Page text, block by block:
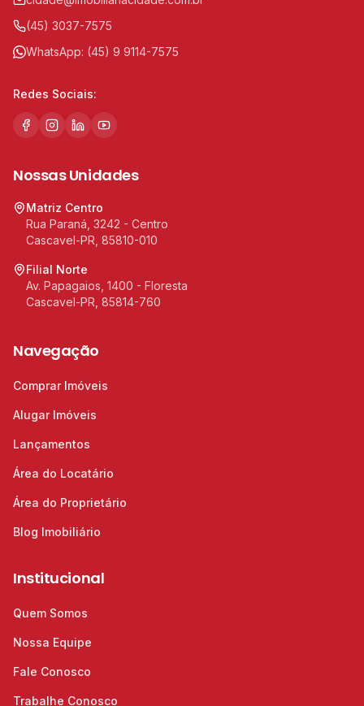
(45) 3037-7575
WhatsApp: (45) 9 9114-7575
Redes Sociais:
Nossas Unidades
Matriz Centro
Rua Paraná, 3242 - Centro
Cascavel-PR, 85810-010
Filial Norte
Av. Papagaios, 1400 - Floresta
Cascavel-PR, 85814-760
Navegação
Comprar Imóveis
Alugar Imóveis
Lançamentos
Área do Locatário
Área do Proprietário
Blog Imobiliário
Institucional
Quem Somos
Nossa Equipe
Fale Conosco
Trabalhe Conosco